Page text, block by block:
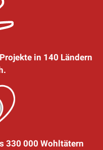
in 140 Ländern
330 000 Wohltätern